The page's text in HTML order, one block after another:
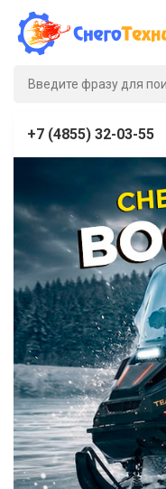
+7 (4855) 32-03-55